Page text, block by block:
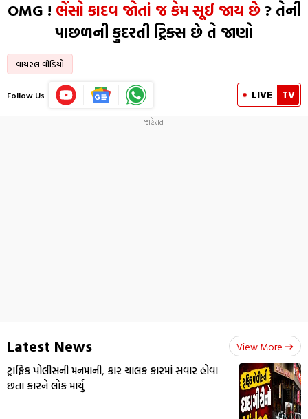
OMG ! ભેંસો કાદવ જોતાં જ કેમ સૂઈ જાય છે? તેની
પાછળની કુદરતી ટ્રિક્સ છે તે જાણો
વાયરલ વીડિયો
Follow Us LIVE TV
Latest News View More
ટ્રાફિક પોલીસની મનમાની, કાર ચાલક કારમાં સવાર હોવા
છતા કારને લોક માર્યુ